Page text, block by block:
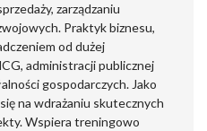
zarządzaniu
Praktyk biznesu,
od dużej
administracji publicznej
gospodarczych. Jako
na wdrażaniu skutecznych
Wspiera treningowo